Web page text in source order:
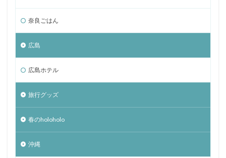
奈良ごはん
広島
広島ホテル
旅行グッズ
春のholoholo
沖縄